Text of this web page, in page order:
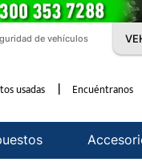
de vehículos
usadas Encuéntranos